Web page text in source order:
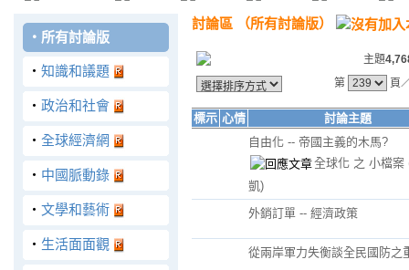
‧ 所有討論版
‧ 知識和議題
‧ 政治和社會
‧ 全球經濟網
‧ 中國脈動錄
‧ 文學和藝術
‧ 生活面面觀
討論區 （所有討論版）
主題
第
頁
標示 心情
討論主題
自由化 -- 帝國主義的木馬?
全球化 之 小檔案
凱)
外銷訂單 -- 經濟政策
從兩岸軍力失衡談全民國防之